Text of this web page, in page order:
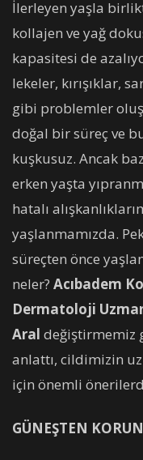
İlerleyen yaşla
kollajen ve yağ
kapasitesi de
lekeler, kırışıklar,
gibi problemler
doğal bir süreç ve
kuşkusuz. Ancak
erken yaşta
hatalı
yaşlanmamızda.
süreçten önce
neler? Acıbadem
Dermatoloji
Aral değiştirmemiz
anlattı, cildimizin
için önemli
GÜNEŞTEN